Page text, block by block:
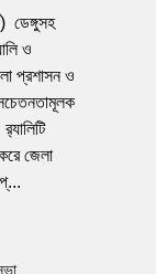
ডেঙ্গুসহ
ও
প্রশাসন ও
জেলা